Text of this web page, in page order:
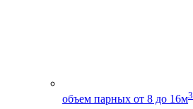
объем парных от 8 до 16м3